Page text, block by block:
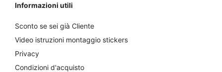
Informazioni utili
Sconto se sei già Cliente
Video istruzioni montaggio stickers
Privacy
Condizioni d'acquisto